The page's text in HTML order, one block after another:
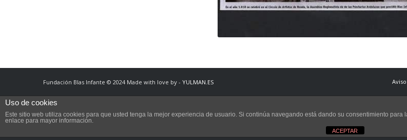
Fundación Blas Infante © 2024 Made with love by - YULMAN.ES
Uso de cookies
Este sitio web utiliza cookies para que usted tenga la mejor experiencia de usuario. Si continúa navegando está dando su consentimiento
enlace para mayor información.
ACEPTAR